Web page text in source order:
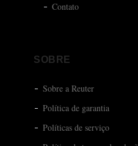
Contato
SOBRE
Sobre a Reuter
Política de garantia
Políticas de serviço